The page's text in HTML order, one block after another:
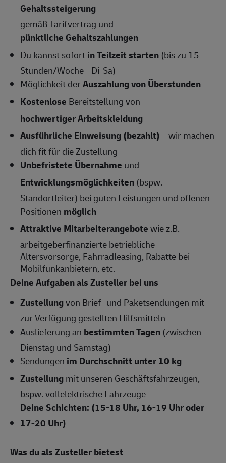
Gehaltssteigerung
gemäß Tarifvertrag und
pünktliche Gehaltszahlungen
Du kannst sofortin Teilzeit starten (bis zu 15
Stunden/Woche - Di-Sa)
Möglichkeit derAuszahlung von Überstunden
Kostenlose Bereitstellung von
hochwertiger Arbeitskleidung
Ausführliche Einweisung (bezahlt)– wir machen
dich fit für die Zustellung
Unbefristete Übernahme und
Entwicklungsmöglichkeiten (bspw.
Standortleiter) bei guten Leistungen und offenen
Positionen möglich
Attraktive Mitarbeiterangebotewie z.B.
arbeitgeberfinanzierte betriebliche
Altersvorsorge, Fahrradleasing, Rabatte bei
Mobilfunkanbietern, etc.
Deine Aufgaben als Zusteller bei uns
Zustellungvon Brief- und Paketsendungen mit
zur Verfügung gestellten Hilfsmitteln
Auslieferung an bestimmten Tagen (zwischen
Dienstag und Samstag)
Sendungen im Durchschnitt unter 10 kg
Zustellungmit unseren Geschäftsfahrzeugen,
bspw. vollelektrische Fahrzeuge
Deine Schichten: (15-18 Uhr, 16-19 Uhr oder
17-20 Uhr)
Was du als Zusteller bietest